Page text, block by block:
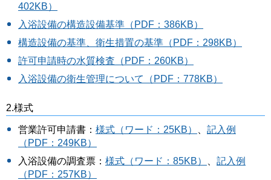
402KB）
入浴設備の構造設備基準 （PDF：386KB）
構造設備の基準、衛生措置の基準（PDF：298KB）
許可申請時の水質検査（PDF：260KB）
入浴設備の衛生管理について（PDF：778KB）
2.様式
営業許可申請書： 様式（ワード：25KB） 、 記入例
（PDF：249KB）
入浴設備の調査票： 様式（ワード：85KB） 、 記入例
（PDF：257KB）